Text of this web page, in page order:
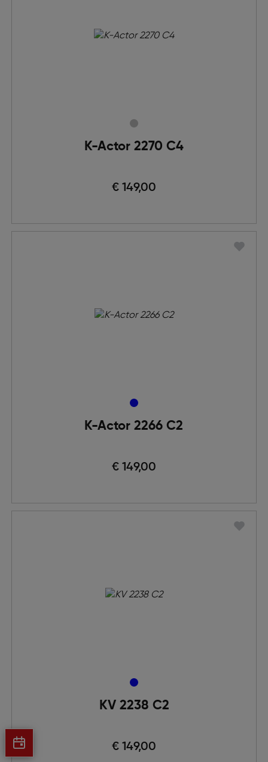
K-Actor 2270 C4
€ 149,00
K-Actor 2266 C2
€ 149,00
KV 2238 C2
€ 149,00